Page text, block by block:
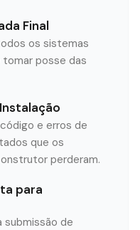
Final
os sistemas
posse das
e erros de
que os
perderam.
para
submissão de